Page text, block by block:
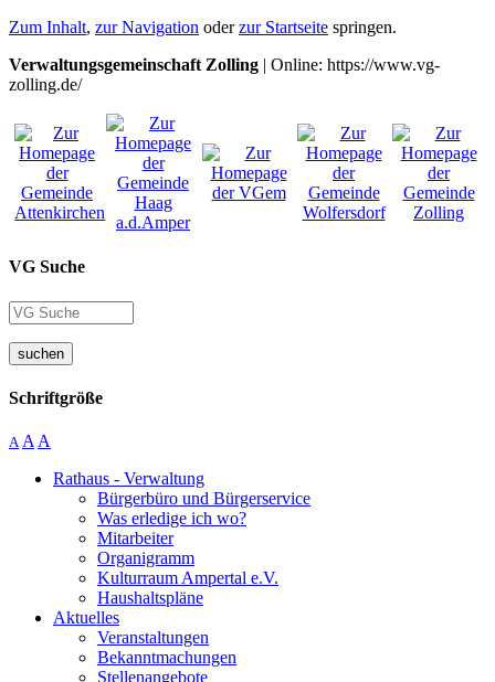
Zum Inhalt, zur Navigation oderzur Startseite springen.
Verwaltungsgemeinschaft Zolling | Online: https://www.vg-
zolling.de/
VG Suche
suchen
Schriftgröße
A A A
Rathaus - Verwaltung
Bürgerbüro und Bürgerservice
Was erledige ich wo?
Mitarbeiter
Organigramm
Kulturraum Ampertal e.V.
Haushaltspläne
Aktuelles
Veranstaltungen
Bekanntmachungen
Stellenangebote